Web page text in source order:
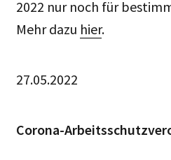
2022 nur noch für
Mehr dazu hier.
27.05.2022
Corona-